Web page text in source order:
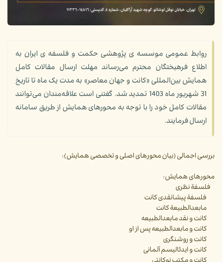
روابط عمومی موسسه ی پژوهشی حکمت و فلسفه ی ایران به
اطلاع فرهیختگان محترم می‌رساند مهلت ارسال مقالات کامل
همایش بین‌المللی «کانت و جهان معاصر» به مدت یک ماه تا تاریخ
31 شهریور ماه 1403 تمدید شد. گفتنی است علاقه‌مندان می‌توانند
مقالات کامل خود را با توجه به محورهای همایش از طریق سامانه
ارسال فرمایند.
بررسی اجمالی (بیان محورهای اصلی و تخصصی همایش):
محورهای همایش:
فلسفة نظری
فلسفة پیشانقدی کانت
مابعدالطبیعة کانت
کانت و نقد مابعدالطبیعه
کانت و مابعدالطبیعه پس از او
کانت و روشنگری
کانت و ایدئالیسم آلمانی